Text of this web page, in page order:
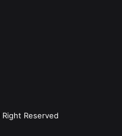
Right Reserved